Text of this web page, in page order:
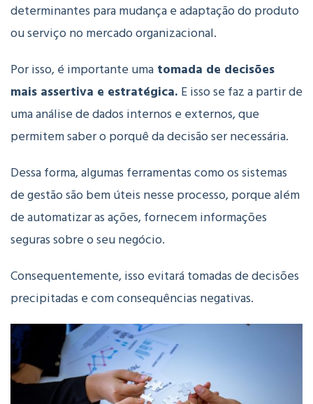
determinantes para mudança e adaptação do produto
ou serviço no mercado organizacional.
Por isso, é importante uma tomada de decisões
mais assertiva e estratégica. E isso se faz a partir de
uma análise de dados internos e externos, que
permitem saber o porquê da decisão ser necessária.
Dessa forma, algumas ferramentas como os sistemas
de gestão são bem úteis nesse processo, porque além
de automatizar as ações, fornecem informações
seguras sobre o seu negócio.
Consequentemente, isso evitará tomadas de decisões
precipitadas e com consequências negativas.